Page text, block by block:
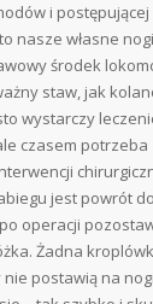
i
nasze własne
środek
staw, jak
wystarczy
czasem potrzeba
jest powrót
operacji
Żadna
postawią na